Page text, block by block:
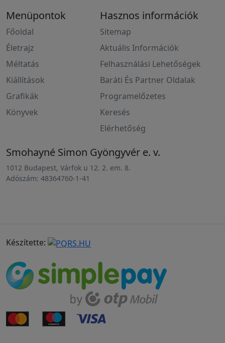
Menüpontok
Főoldal
Életrajz
Méltatás
Kiállítások
Grafikák
Könyvek
Hasznos információk
Sitemap
Aktuális Információk
Felhasználási Lehetőségek
Baráti És Partner Oldalak
Programelőzetes
Keresés
Elérhetőség
Smohayné Simon Gyöngyvér e. v.
1012 Budapest, Várfok u 12. 2. em. 8.
Adószám: 48364760-1-41
Készítette: